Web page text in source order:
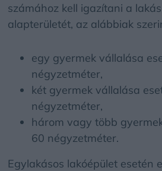
számához kell igazítani a
alapterületét, az alábbiak
egy gyermek vállalása
négyzetméter,
két gyermek vállalása
négyzetméter,
három vagy több
60 négyzetméter.
Egylakásos lakóépület esetén